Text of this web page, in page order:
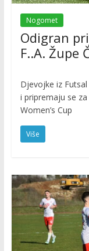
Nogomet
Odigran
F..A. Župe
Djevojke iz
i pripremaju se
Women’s Cup
Više